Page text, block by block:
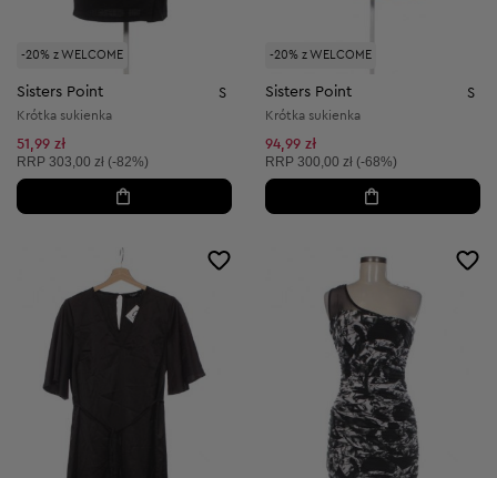
-20% z WELCOME
Sisters Point S
Krótka sukienka
51,99 zł
Cena sugerowana:
RRP 303,00 zł (-82%)
-20% z WELCOME
Sisters Point S
Krótka sukienka
94,99 zł
Cena sugerowana:
RRP 300,00 zł (-68%)